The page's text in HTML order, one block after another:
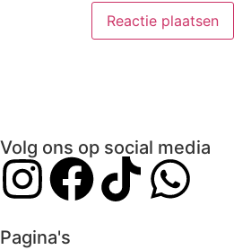
Volg ons op social media
Pagina's